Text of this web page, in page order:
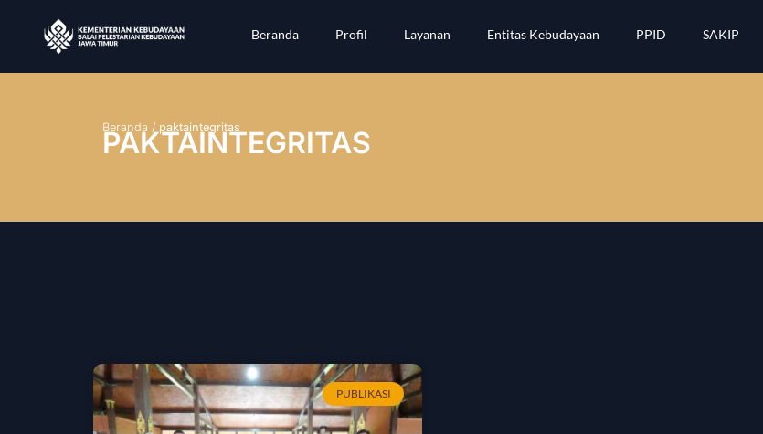
Beranda Profil Layanan Entitas Kebudayaan PPID SAKIP
Beranda / paktaintegritas
PAKTAINTEGRITAS
PUBLIKASI